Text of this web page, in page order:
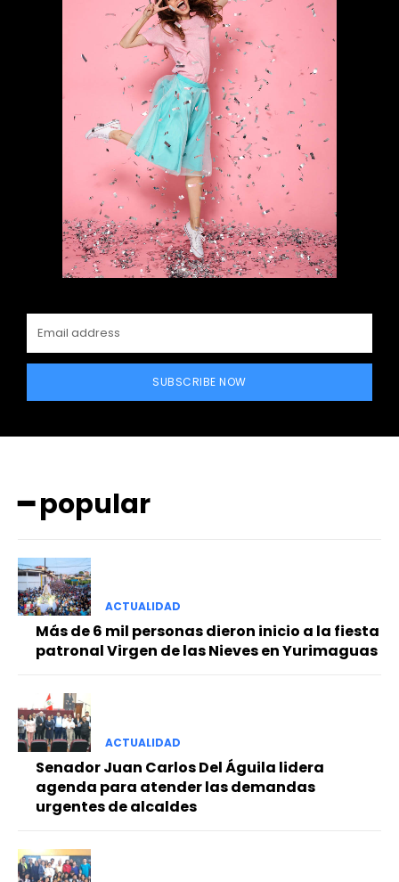
SUBSCRIBE NOW
━ popular
ACTUALIDAD
Más de 6 mil personas dieron inicio a la fiesta
patronal Virgen de las Nieves en Yurimaguas
ACTUALIDAD
Senador Juan Carlos Del Águila lidera
agenda para atender las demandas
urgentes de alcaldes